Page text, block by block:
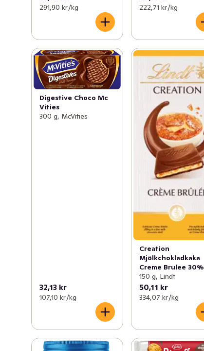
291,90 kr /kg 222,71 kr /kg
Digestive Choco Mc
Vities
300 g, McVities
32,13 kr
107,10 kr /kg
Creation
Mjölkchokladkaka
Creme Brulee 30%
150 g, Lindt
50,11 kr
334,07 kr /kg